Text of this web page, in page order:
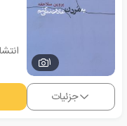
1
جزئیات